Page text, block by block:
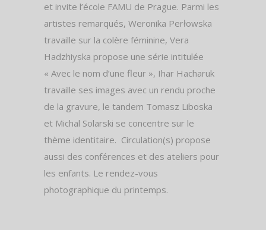
et invite l’école FAMU de Prague. Parmi les
artistes remarqués, Weronika Perłowska
travaille sur la colère féminine, Vera
Hadzhiyska propose une série intitulée
« Avec le nom d’une fleur », Ihar Hacharuk
travaille ses images avec un rendu proche
de la gravure, le tandem Tomasz Liboska
et Michal Solarski se concentre sur le
thème identitaire. Circulation(s) propose
aussi des conférences et des ateliers pour
les enfants. Le rendez-vous
photographique du printemps.